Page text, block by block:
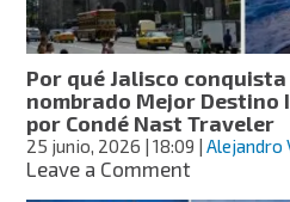
que
va
de
2026
Por qué Jalisco
nombrado Mejor
por Condé Nast Traveler
25 junio, 2026 | 18:09 |Alejandro
Leave a Commenton